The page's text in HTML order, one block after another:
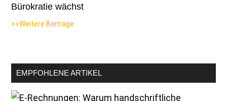
Bürokratie wächst
>>Weitere Beiträge
EMPFOHLENE ARTIKEL